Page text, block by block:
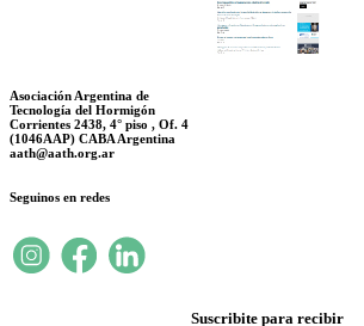
Asociación Argentina de
Tecnología del Hormigón
Corrientes 2438, 4° piso , Of. 4
(1046AAP) CABA Argentina
aath@aath.org.ar
Seguinos en redes
Suscribite para recibir